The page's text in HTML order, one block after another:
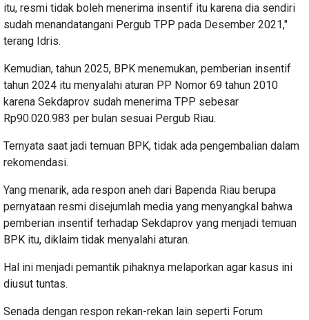
itu, resmi tidak boleh menerima insentif itu karena dia sendiri
sudah menandatangani Pergub TPP pada Desember 2021,"
terang Idris.
Kemudian, tahun 2025, BPK menemukan, pemberian insentif
tahun 2024 itu menyalahi aturan PP Nomor 69 tahun 2010
karena Sekdaprov sudah menerima TPP sebesar
Rp90.020.983 per bulan sesuai Pergub Riau.
Ternyata saat jadi temuan BPK, tidak ada pengembalian dalam
rekomendasi.
Yang menarik, ada respon aneh dari Bapenda Riau berupa
pernyataan resmi disejumlah media yang menyangkal bahwa
pemberian insentif terhadap Sekdaprov yang menjadi temuan
BPK itu, diklaim tidak menyalahi aturan.
Hal ini menjadi pemantik pihaknya melaporkan agar kasus ini
diusut tuntas.
Senada dengan respon rekan-rekan lain seperti Forum